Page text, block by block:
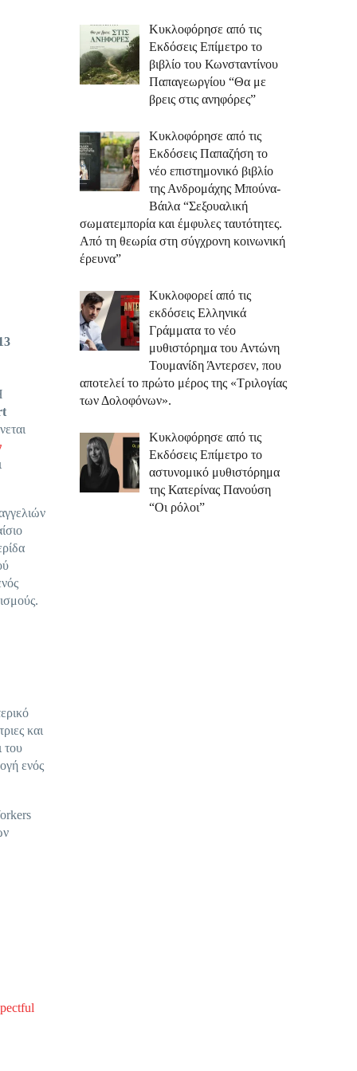
και
του
ενός
Κυκλοφόρησε από τις
Εκδόσεις Επίμετρο το
βιβλίο του Κωνσταντίνου
Παπαγεωργίου “Θα με
βρεις στις ανηφόρες”
Κυκλοφόρησε από τις
Εκδόσεις Παπαζήση το
νέο επιστημονικό βιβλίο
της Ανδρομάχης Μπούνα-
Βάιλα “Σεξουαλική
σωματεμπορία και έμφυλες ταυτότητες.
Από τη θεωρία στη σύγχρονη κοινωνική
έρευνα”
Κυκλοφορεί από τις
εκδόσεις Ελληνικά
Γράμματα το νέο
μυθιστόρημα του Αντώνη
Τουμανίδη Άντερσεν, που
αποτελεί το πρώτο μέρος της «Τριλογίας
των Δολοφόνων».
Κυκλοφόρησε από τις
Εκδόσεις Επίμετρο το
αστυνομικό μυθιστόρημα
της Κατερίνας Πανούση
“Οι ρόλοι”